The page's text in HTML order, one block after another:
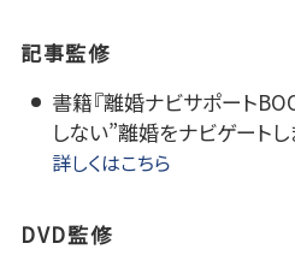
記事監修
書籍『離婚ナビサポート
しない”離婚をナビゲート
詳しくはこちら
DVD監修